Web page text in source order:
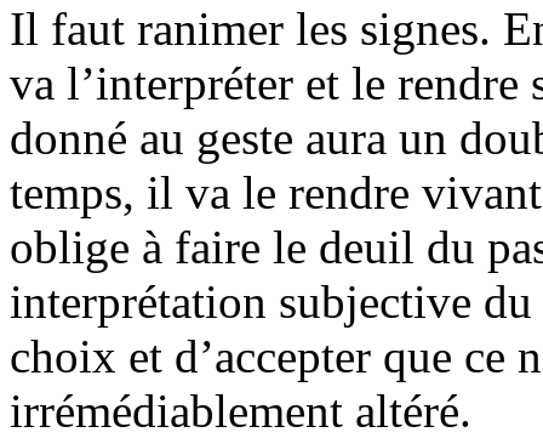
Il faut ranimer les signes.
va l’interpréter et le
donné au geste aura un
temps, il va le rendre
oblige à faire le deuil du
interprétation subjective
choix et d’accepter que ce
irrémédiablement altéré.